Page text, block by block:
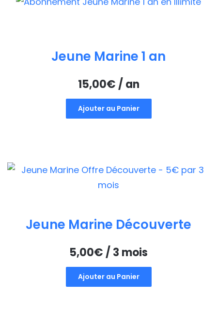
Jeune Marine 1 an
15,00€ / an
Ajouter au Panier
Jeune Marine Découverte
5,00€ / 3 mois
Ajouter au Panier